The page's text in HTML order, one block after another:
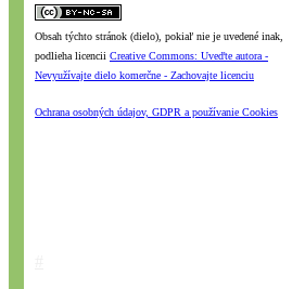
Obsah týchto stránok (dielo), pokiaľ nie je uvedené inak,
podlieha licencii Creative Commons: Uveďte autora -
Nevyužívajte dielo komerčne - Zachovajte licenciu
Ochrana osobných údajov, GDPR a používanie Cookies